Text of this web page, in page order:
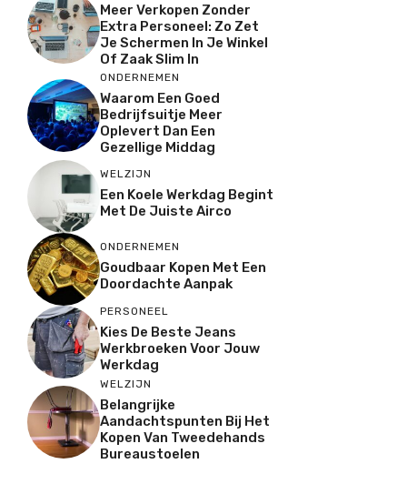
Meer Verkopen Zonder
Extra Personeel: Zo Zet
Je Schermen In Je Winkel
Of Zaak Slim In
ONDERNEMEN
Waarom Een Goed
Bedrijfsuitje Meer
Oplevert Dan Een
Gezellige Middag
WELZIJN
Een Koele Werkdag Begint
Met De Juiste Airco
ONDERNEMEN
Goudbaar Kopen Met Een
Doordachte Aanpak
PERSONEEL
Kies De Beste Jeans
Werkbroeken Voor Jouw
Werkdag
WELZIJN
Belangrijke
Aandachtspunten Bij Het
Kopen Van Tweedehands
Bureaustoelen